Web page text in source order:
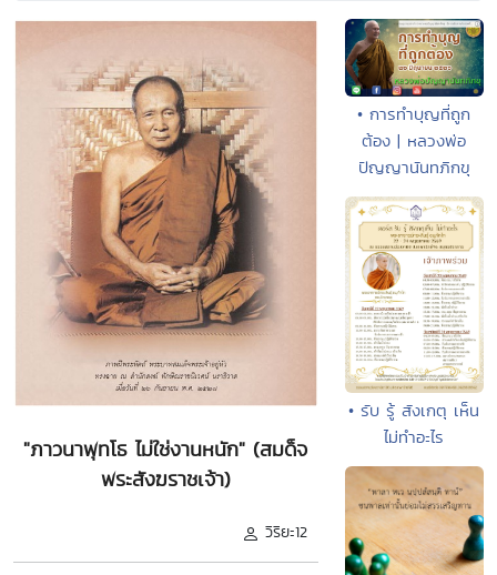
"ภาวนาพุทโธ ไม่ใช่งานหนัก" (สมด็จ
พระสังฆราชเจ้า)
วิริยะ12
• การทำบุญที่ถูก
ต้อง | หลวงพ่อ
ปัญญานันทภิกขุ
• รับ รู้ สังเกตุ เห็น
ไม่ทำอะไร